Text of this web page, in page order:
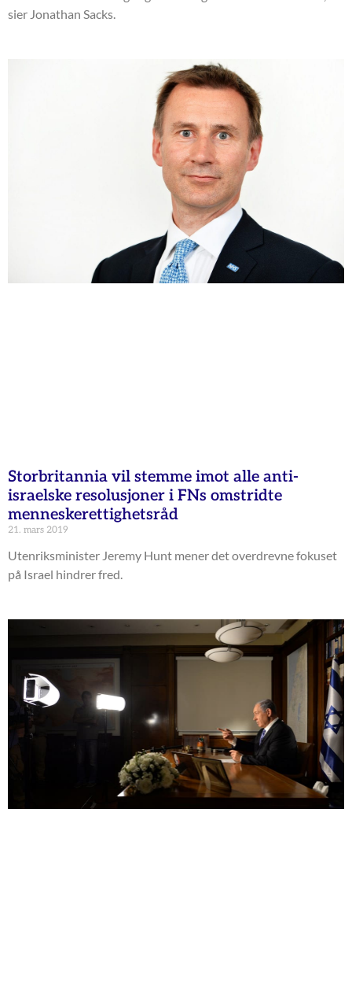
sier Jonathan Sacks.
Storbritannia vil stemme imot alle anti-
israelske resolusjoner i FNs omstridte
menneskerettighetsråd
21. mars 2019
Utenriksminister Jeremy Hunt mener det overdrevne fokuset
på Israel hindrer fred.